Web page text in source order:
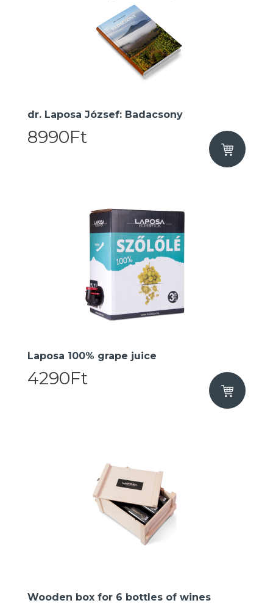
dr. Laposa József: Badacsony
8990Ft
​Laposa 100% grape juice
4290Ft
​Wooden box for 6 bottles of wines